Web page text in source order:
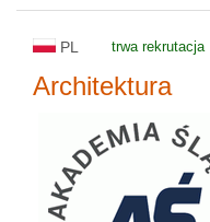
PL trwa rekrutacja
Architektura